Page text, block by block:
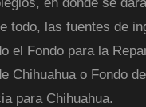
todo, las fuentes de
el Fondo para la
Chihuahua o Fondo
para Chihuahua.